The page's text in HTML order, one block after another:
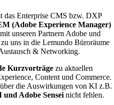
das Enterprise CMS bzw. DXP
(Adobe Experience Manager)
unseren Partnern Adobe und
uns in die Lemundo Büroräume
& Networking.
Kurzvorträge zu aktuellen
Content und Commerce.
die Auswirkungen von KI z.B.
Adobe Sensei nicht fehlen.